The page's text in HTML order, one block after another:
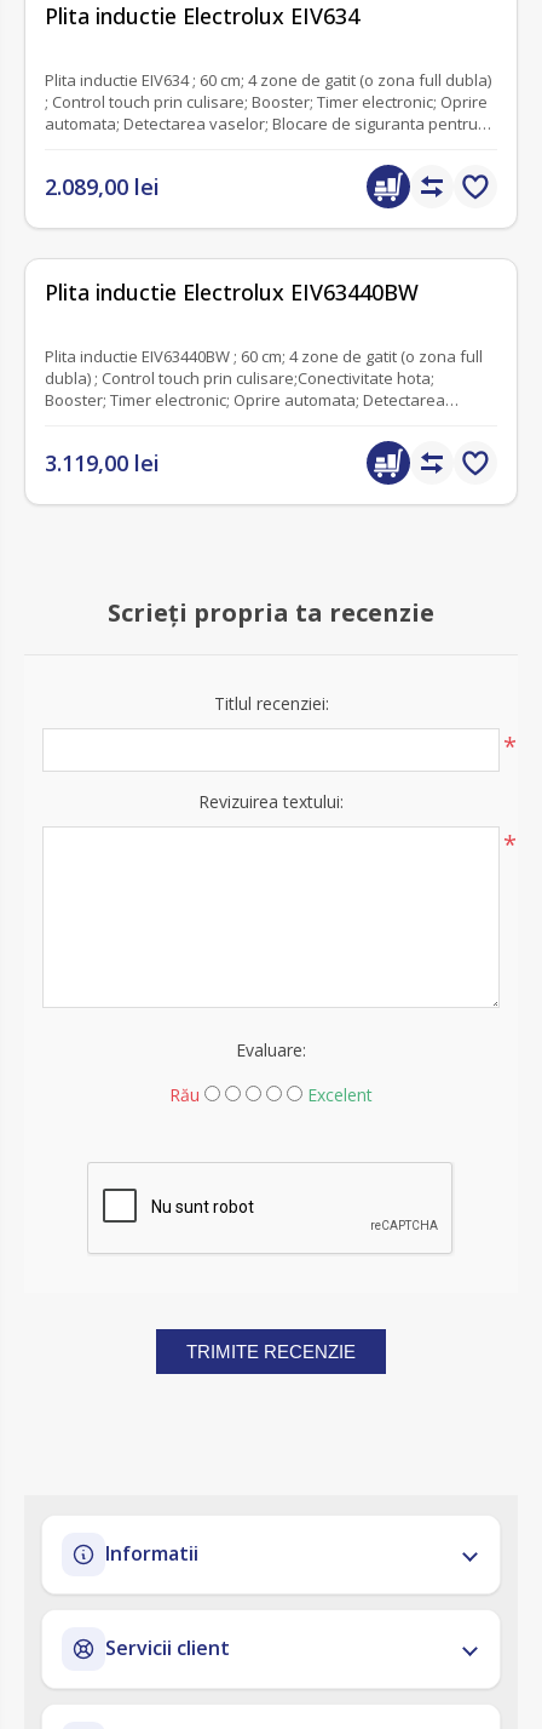
Plita inductie Electrolux EIV634
Plita inductie EIV634 ; 60 cm; 4 zone de gatit (o zona full dubla)
; Control touch prin culisare; Booster; Timer electronic; Oprire
automata; Detectarea vaselor; Blocare de siguranta pentru
2.089,00 lei
Plita inductie Electrolux EIV63440BW
Plita inductie EIV63440BW ; 60 cm; 4 zone de gatit (o zona full
dubla) ; Control touch prin culisare;Conectivitate hota;
Booster; Timer electronic; Oprire automata; Detectarea
3.119,00 lei
Scrieți propria ta recenzie
Titlul recenziei:
*
Revizuirea textului:
*
Evaluare:
Rău
Excelent
TRIMITE RECENZIE
Informatii
Servicii client